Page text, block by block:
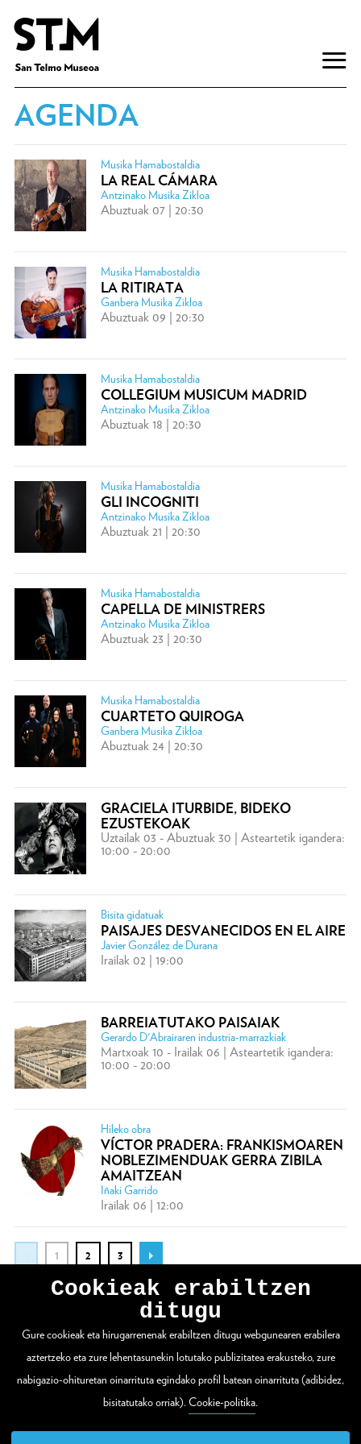
AGENDA
Musika Hamabostaldia
LA REAL CÁMARA
Antzinako Musika Zikloa
Abuztuak 07 | 20:30
Musika Hamabostaldia
LA RITIRATA
Ganbera Musika Zikloa
Abuztuak 09 | 20:30
Musika Hamabostaldia
COLLEGIUM MUSICUM MADRID
Antzinako Musika Zikloa
Abuztuak 18 | 20:30
Musika Hamabostaldia
GLI INCOGNITI
Antzinako Musika Zikloa
Abuztuak 21 | 20:30
Musika Hamabostaldia
CAPELLA DE MINISTRERS
Antzinako Musika Zikloa
Abuztuak 23 | 20:30
Musika Hamabostaldia
CUARTETO QUIROGA
Ganbera Musika Zikloa
Abuztuak 24 | 20:30
GRACIELA ITURBIDE, BIDEKO
EZUSTEKOAK
Uztailak 03 - Abuztuak 30 | Asteartetik igandera:
10:00 - 20:00
Bisita gidatuak
PAISAJES DESVANECIDOS EN EL AIRE
Javier González de Durana
Irailak 02 | 19:00
BARREIATUTAKO PAISAIAK
Gerardo D'Abrairaren industria-marrazkiak
Martxoak 10 - Irailak 06 | Asteartetik igandera:
10:00 - 20:00
Hileko obra
VÍCTOR PRADERA: FRANKISMOAREN
NOBLEZIMENDUAK GERRA ZIBILA
AMAITZEAN
Iñaki Garrido
Irailak 06 | 12:00
1 2 3
WEBGUNE OSOA IKUSI
20003 Donostia / San Sebastián
Cookieak erabiltzen
ditugu
Gure cookieak eta hirugarrenenak erabiltzen ditugu webgunearen erabilera
aztertzeko eta zure lehentasunekin lotutako publizitatea erakusteko, zure
nabigazio-ohituretan oinarrituta egindako profil batean oinarrituta (adibidez,
bisitatutako orriak).Cookie-politika.